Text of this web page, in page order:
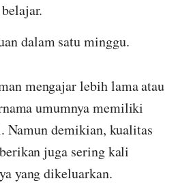
dalam satu minggu.
mengajar lebih lama atau
umumnya memiliki
demikian, kualitas
juga sering kali
yang dikeluarkan.